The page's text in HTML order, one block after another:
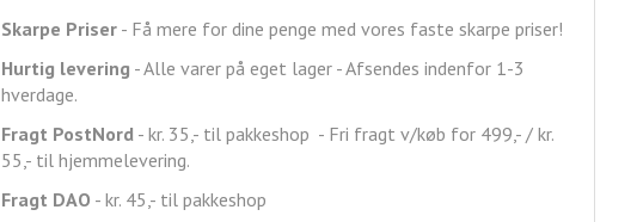
Skarpe Priser- Få mere for dine penge med vores faste skarpe priser!
Hurtig levering - Alle varer på eget lager - Afsendes indenfor 1-3
hverdage.
Fragt PostNord- kr. 35,- til pakkeshop - Fri fragt v/køb for 499,- / kr.
55,- til hjemmelevering.
Fragt DAO - kr. 45,- til pakkeshop